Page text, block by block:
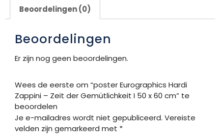
Beoordelingen (0)
Beoordelingen
Er zijn nog geen beoordelingen.
Wees de eerste om “poster Eurographics Hardi
Zappini – Zeit der Gemütlichkeit I 50 x 60 cm” te
beoordelen
Je e-mailadres wordt niet gepubliceerd. Vereiste
velden zijn gemarkeerd met *